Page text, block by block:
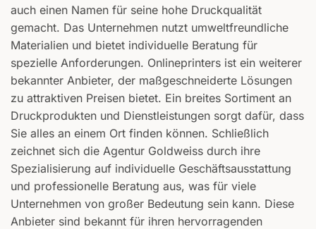
auch einen Namen für seine hohe Druckqualität
gemacht. Das Unternehmen nutzt umweltfreundliche
Materialien und bietet individuelle Beratung für
spezielle Anforderungen. Onlineprinters ist ein weiterer
bekannter Anbieter, der maßgeschneiderte Lösungen
zu attraktiven Preisen bietet. Ein breites Sortiment an
Druckprodukten und Dienstleistungen sorgt dafür, dass
Sie alles an einem Ort finden können. Schließlich
zeichnet sich die Agentur Goldweiss durch ihre
Spezialisierung auf individuelle Geschäftsausstattung
und professionelle Beratung aus, was für viele
Unternehmen von großer Bedeutung sein kann. Diese
Anbieter sind bekannt für ihren hervorragenden